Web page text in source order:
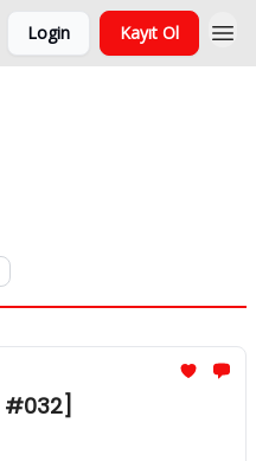
Login Kayıt Ol
#032]